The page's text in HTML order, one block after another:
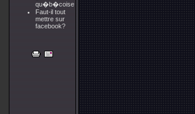
qu�b�coise
Faut-il tout
mettre sur
facebook?